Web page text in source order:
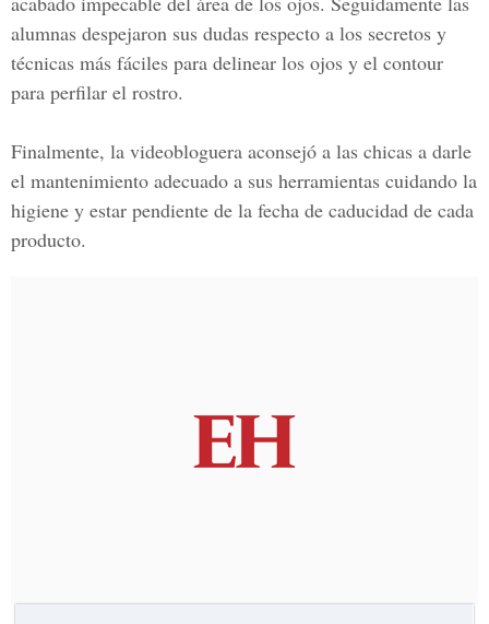
alumnas despejaron sus dudas respecto a los secretos y
técnicas más fáciles para delinear los ojos y el contour
para perfilar el rostro.
Finalmente, la videobloguera aconsejó a las chicas a darle
el mantenimiento adecuado a sus herramientas cuidando la
higiene y estar pendiente de la fecha de caducidad de cada
producto.